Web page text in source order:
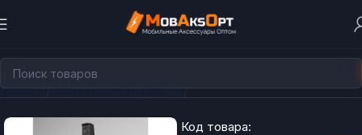
Главная Портативная акустика Акустические системы
Код товара: